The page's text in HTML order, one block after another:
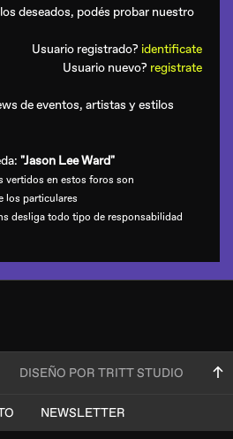
deseados, podés probar nuestro
Usuario registrado? identificate
Usuario nuevo? registrate
de eventos, artistas y estilos
"Jason Lee Ward"
vertidos en estos foros son
los particulares
desliga todo tipo de responsabilidad
DISEÑO POR TRITT STUDIO
NEWSLETTER